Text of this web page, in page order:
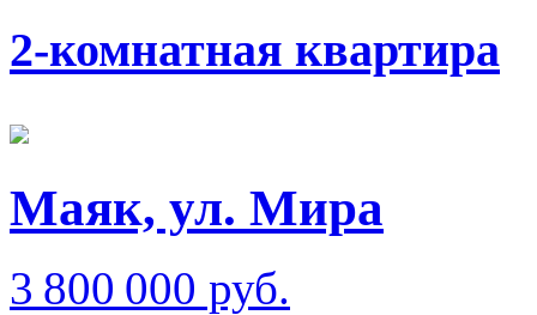
2-комнатная квартира
Маяк, ул. Мира
3 800 000 руб.